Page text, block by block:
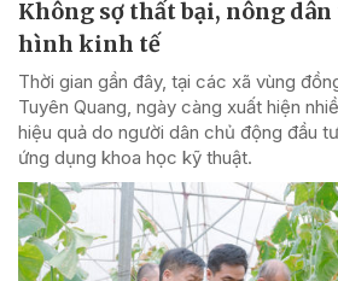
Không sợ thất bại, nông
hình kinh tế
Thời gian gần đây, tại các xã vùng
Tuyên Quang, ngày càng xuất hiện
hiệu quả do người dân chủ động đầu
ứng dụng khoa học kỹ thuật.